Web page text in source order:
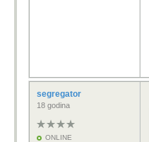
segregator
18 godina
ONLINE